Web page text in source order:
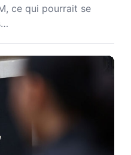
ce qui pourrait se